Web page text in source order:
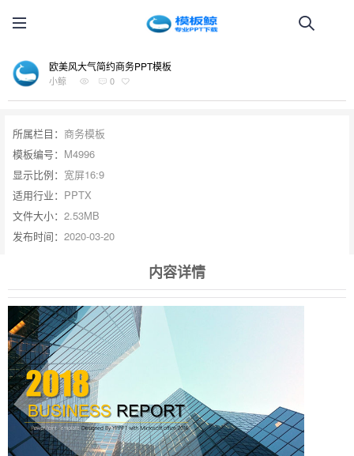
欧美风大气简约商务PPT模板
小鲸 0
所属栏目： 商务模板
模板编号： M4996
显示比例： 宽屏16:9
适用行业： PPTX
文件大小： 2.53MB
发布时间： 2020-03-20
内容详情